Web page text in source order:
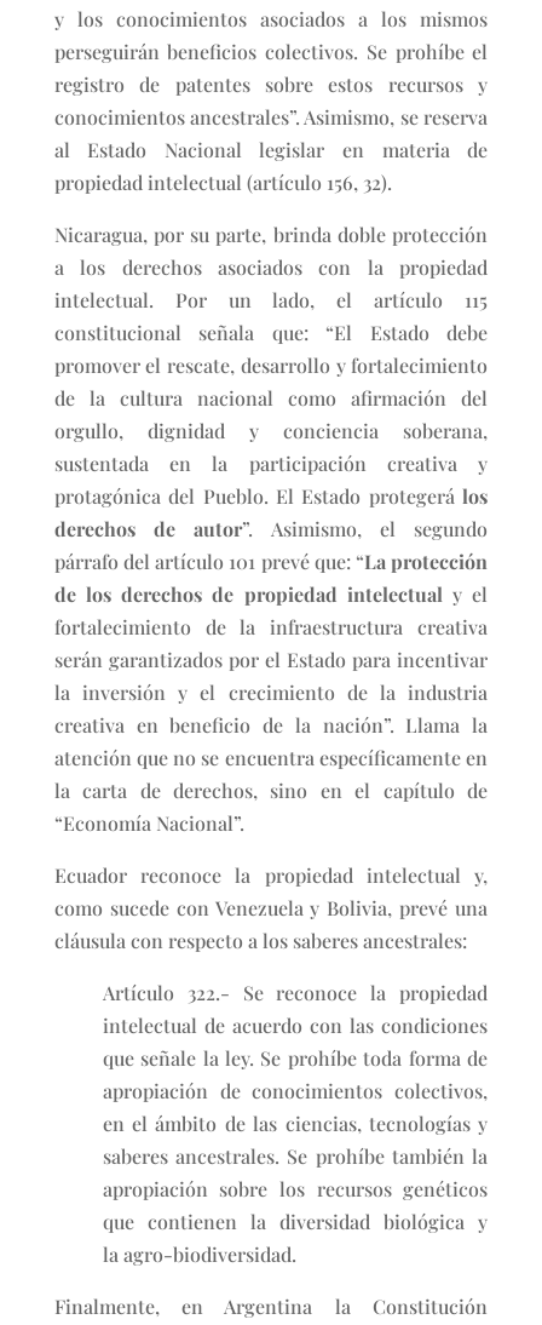
y los conocimientos asociados a los mismos
perseguirán beneficios colectivos. Se prohíbe el
registro de patentes sobre estos recursos y
conocimientos ancestrales”. Asimismo, se reserva
al Estado Nacional legislar en materia de
propiedad intelectual (artículo 156, 32).
Nicaragua, por su parte, brinda doble protección
a los derechos asociados con la propiedad
intelectual. Por un lado, el artículo 115
constitucional señala que: “El Estado debe
promover el rescate, desarrollo y fortalecimiento
de la cultura nacional como afirmación del
orgullo, dignidad y conciencia soberana,
sustentada en la participación creativa y
protagónica del Pueblo. El Estado protegerálos
derechos de autor”. Asimismo, el segundo
párrafo del artículo 101 prevé que: “La protección
de los derechos de propiedad intelectual y el
fortalecimiento de la infraestructura creativa
serán garantizados por el Estado para incentivar
la inversión y el crecimiento de la industria
creativa en beneficio de la nación”. Llama la
atención que no se encuentra específicamente en
la carta de derechos, sino en el capítulo de
“Economía Nacional”.
Ecuador reconoce la propiedad intelectual y,
como sucede con Venezuela y Bolivia, prevé una
cláusula con respecto a los saberes ancestrales:
Artículo 322.- Se reconoce la propiedad
intelectual de acuerdo con las condiciones
que señale la ley. Se prohíbe toda forma de
apropiación de conocimientos colectivos,
en el ámbito de las ciencias, tecnologías y
saberes ancestrales. Se prohíbe también la
apropiación sobre los recursos genéticos
que contienen la diversidad biológica y
la agro-biodiversidad.
Finalmente, en Argentina la Constitución